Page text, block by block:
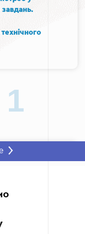
завдань.